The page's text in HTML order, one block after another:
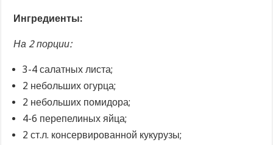
Ингредиенты:
На 2 порции:
3-4 салатных листа;
2 небольших огурца;
2 небольших помидора;
4-6 перепелиных яйца;
2 ст.л. консервированной кукурузы;